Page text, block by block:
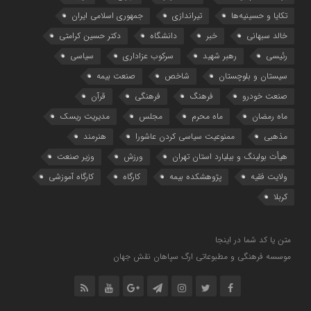
تکایا و حسینیه‌ها
تیراندازی
جمهوری اسلامی ایران
خالد سبهانی
خبر دانشگاه
دکتر حسین کرامتی
رئیسی
رهبر شهید سرکوب عزاداری
سیاسی
سیستان و بلوچستان
شاخص
صنعت بیمه
صنعت خودرو
فرهنگ فرهنگی
قرآن
ماه رمضان
ماه محرم مجلس
مدیریت ریسک
مذهبی
ممنوعیت سیاسی کردن عاشورا
هنرمند
هیأت بولینگ و بیلیارد استان تهران
ورزش
وزیر صنعت
ولایت فقیه
پژوهشکده بیمه کارگاه
کارگاه آموزشی
کربلا
متن یا کد شما در اینجا
موسسه فرهنگی و مطبوعاتی ارگ سپاهان نقش جهان